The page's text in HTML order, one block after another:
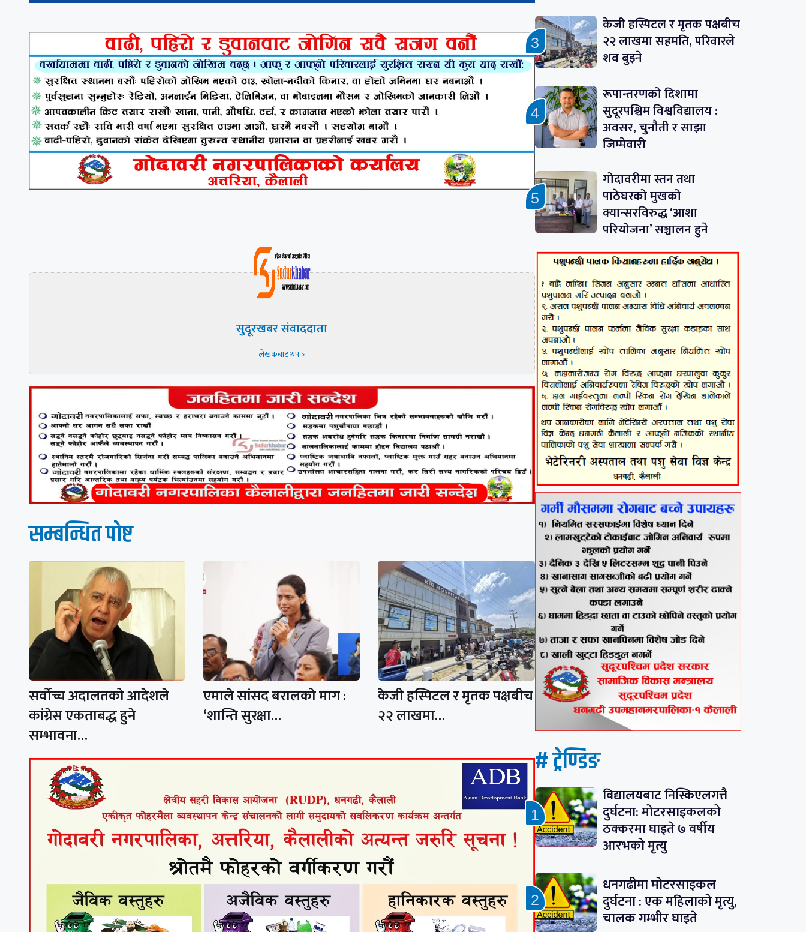
सुदूरखबर संवाददाता
लेखकबाट थप >
सम्बन्धित पाेष्ट
सर्वोच्च अदालतको आदेशले
कांग्रेस एकताबद्ध हुने
सम्भावना…
एमाले सांसद बरालको माग :
‘शान्ति सुरक्षा…
केजी हस्पिटल र मृतक पक्षबीच
२२ लाखमा…
केजी हस्पिटल र मृतक पक्षबीच
२२ लाखमा सहमति, परिवारले
शव बुझ्ने
रूपान्तरणको दिशामा
सुदूरपश्चिम विश्वविद्यालय :
अवसर, चुनौती र साझा
जिम्मेवारी
गोदावरीमा स्तन तथा
पाठेघरको मुखको
क्यान्सरविरुद्ध ‘आशा
परियोजना’ सञ्चालन हुने
# ट्रेण्डिङ
विद्यालयबाट निस्किएलगत्तै
दुर्घटना: मोटरसाइकलको
ठक्करमा घाइते ७ वर्षीय
आरभको मृत्यु
धनगढीमा मोटरसाइकल
दुर्घटना : एक महिलाको मृत्यु,
चालक गम्भीर घाइते